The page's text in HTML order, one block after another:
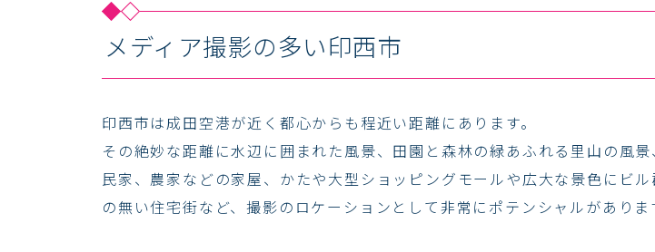
メディア撮影の多い印西市
印西市は成田空港が近く都心からも程近い距離にあります。
その絶妙な距離に水辺に囲まれた風景、田園と森林の緑あふれる里山の風
民家、農家などの家屋、かたや大型ショッピングモールや広大な景色にビ
の無い住宅街など、撮影のロケーションとして非常にポテンシャルがありま